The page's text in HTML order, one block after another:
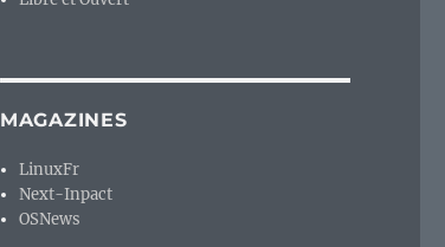
MAGAZINES
LinuxFr
Next-Inpact
OSNews